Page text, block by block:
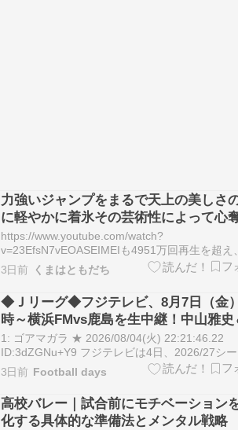
力強いジャンプをまるで天上の美しさ
に軽やかに着氷その芸術性によって心
る魔法を織りなす
https://www.youtube.com/watch?
v=23EfsN7vEOASEIMEIも4951万回再生を超え
いよ5000万回再生も視野に入ってきています
にすごいです⭐️プーさんとのコラボから平昌オ
ックを懐かしく思い返す方がいらっしゃって
3日前 くまはともだち
◆Ｊリーグ◆フジテレビ、8月7日（金
時～横浜FMvs鹿島を生中継！中山雅史
原正巳＆鈴木隆行のトリプル解説が決
1: ゴアマガラ ★ 2026/08/04(火) 22:21:46.22
ID:3dZGNu+Y9 フジテレビは4日、2026/27シ
開幕記念マッチ 明治安田J1リーグ第1節 横浜F
ノスvs鹿島アントラーズを生中継する。放送時
演者が発表された。 1993年のJリ…
3日前 Football days
高校バレー｜試合前にモチベーション
化する具体的な準備法とメンタル戦略